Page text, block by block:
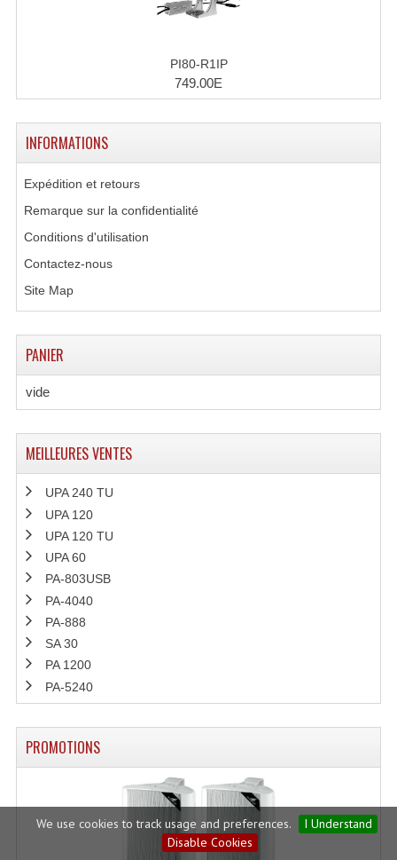
We use cookies to track usage and preferences.
I Understand
Disable Cookies
PI80-R1IP
749.00E
INFORMATIONS
Expédition et retours
Remarque sur la confidentialité
Conditions d'utilisation
Contactez-nous
Site Map
PANIER
vide
MEILLEURES VENTES
UPA 240 TU
UPA 120
UPA 120 TU
UPA 60
PA-803USB
PA-4040
PA-888
SA 30
PA 1200
PA-5240
PROMOTIONS